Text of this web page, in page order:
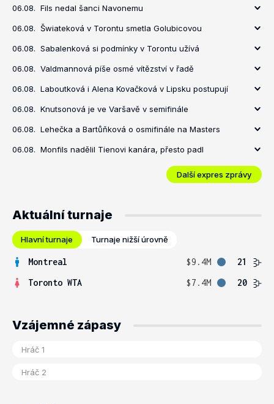
06.08. Fils nedal šanci Navonemu
06.08. Šwiateková v Torontu smetla Golubicovou
06.08. Sabalenková si podmínky v Torontu užívá
06.08. Valdmannová píše osmé vítězství v řadě
06.08. Laboutková i Alena Kovačková v Lipsku postupují
06.08. Knutsonová je ve Varšavě v semifinále
06.08. Lehečka a Bartůňková o osmifinále na Masters
06.08. Monfils nadělil Tienovi kanára, přesto padl
Další expres zprávy
Aktuální turnaje
Hlavní turnaje Turnaje nižší úrovně
Montreal $9.4M
21
Toronto WTA
$7.4M 20
Vzájemné zápasy